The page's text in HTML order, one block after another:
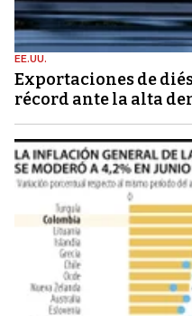
EE.UU.
Exportaciones de
récord ante la alta